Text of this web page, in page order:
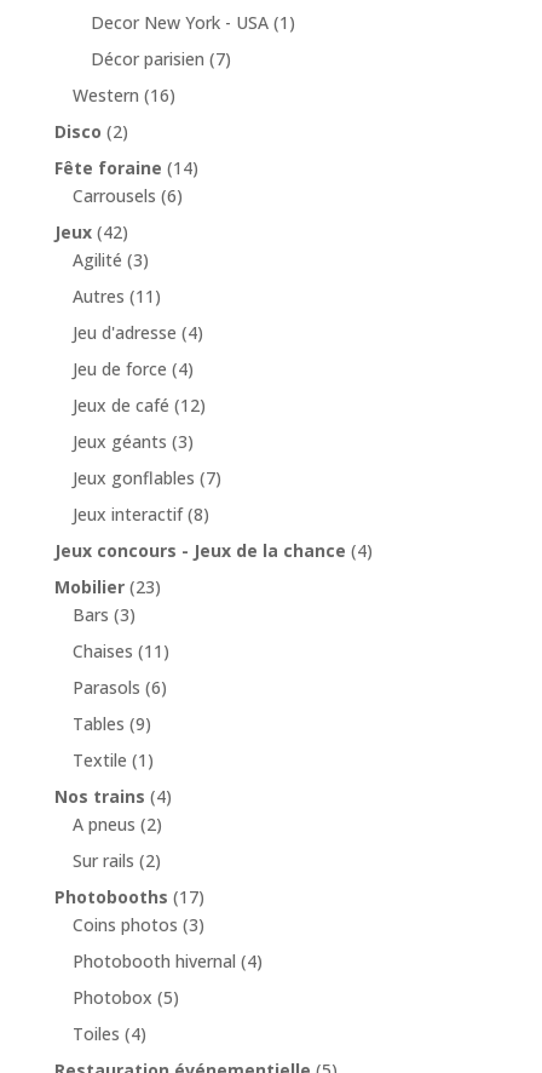
Decor New York - USA (1)
Décor parisien (7)
Western (16)
Disco (2)
Fête foraine (14)
Carrousels (6)
Jeux (42)
Agilité (3)
Autres (11)
Jeu d'adresse (4)
Jeu de force (4)
Jeux de café (12)
Jeux géants (3)
Jeux gonflables (7)
Jeux interactif (8)
Jeux concours - Jeux de la chance (4)
Mobilier (23)
Bars (3)
Chaises (11)
Parasols (6)
Tables (9)
Textile (1)
Nos trains (4)
A pneus (2)
Sur rails (2)
Photobooths (17)
Coins photos (3)
Photobooth hivernal (4)
Photobox (5)
Toiles (4)